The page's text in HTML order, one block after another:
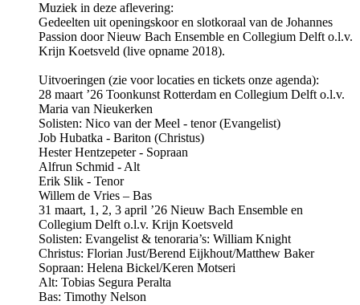
Muziek in deze aflevering:
Gedeelten uit openingskoor en slotkoraal van de Johannes
Passion door Nieuw Bach Ensemble en Collegium Delft o.l.v.
Krijn Koetsveld (live opname 2018).
Uitvoeringen (zie voor locaties en tickets onze agenda):
28 maart ’26 Toonkunst Rotterdam en Collegium Delft o.l.v.
Maria van Nieukerken
Solisten: Nico van der Meel - tenor (Evangelist)
Job Hubatka - Bariton (Christus)
Hester Hentzepeter - Sopraan
Alfrun Schmid - Alt
Erik Slik - Tenor
Willem de Vries – Bas
31 maart, 1, 2, 3 april ’26 Nieuw Bach Ensemble en
Collegium Delft o.l.v. Krijn Koetsveld
Solisten: Evangelist & tenoraria’s: William Knight
Christus: Florian Just/Berend Eijkhout/Matthew Baker
Sopraan: Helena Bickel/Keren Motseri
Alt: Tobias Segura Peralta
Bas: Timothy Nelson